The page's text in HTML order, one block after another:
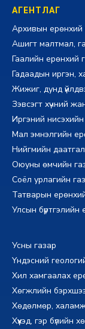
АГЕНТЛАГ
Архивын ерөнхий
Ашигт малтмал,
Гаалийн ерөнхий
Гадаадын иргэн,
Жижиг, дунд
Зэвсэгт хүчний
Иргэний
Мал эмнэлгийн
Нийгмийн
Оюуны өмчийн
Соёл урлагийн
Татварын
Улсын бүртгэлийн
Усны газар
Үндэсний
Хил хамгаалах
Хөгжлийн
Хөдөлмөр,
Хүүхэд, гэр